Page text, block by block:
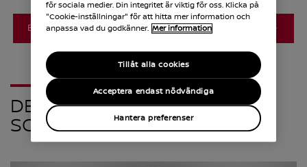
BOKA SERVICE
DEFA HOME CHARGING
SOLUTIONS
för sociala medier. Din integritet är viktig för oss. Klicka på
"Cookie-inställningar" för att hitta mer information och
anpassa vad du godkänner. Mer information
Hantera preferenser
Acceptera endast nödvändiga
Tillåt alla cookies